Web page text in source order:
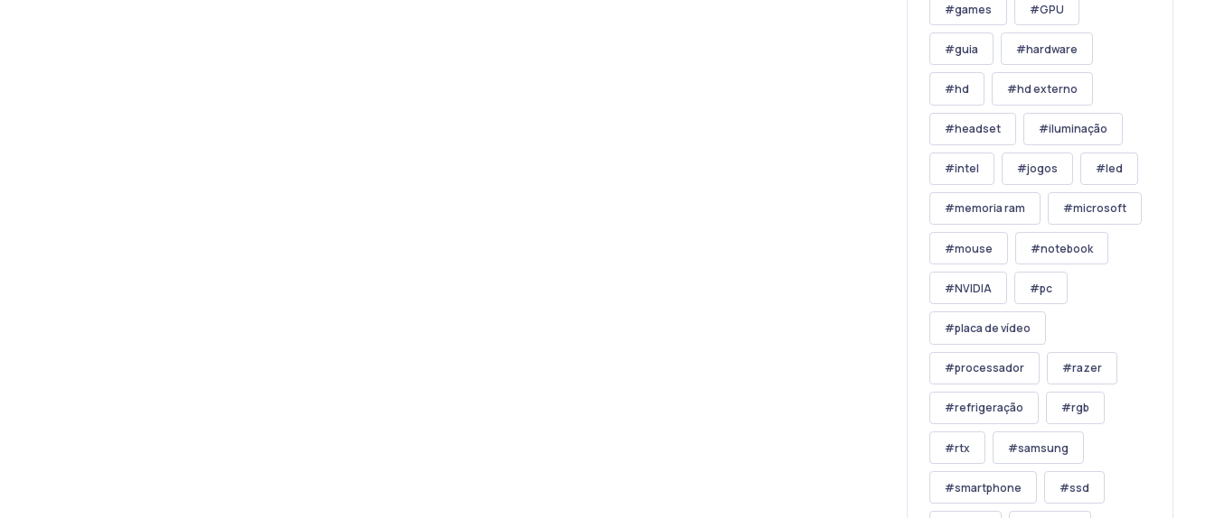
games GPU
guia hardware
hd hd externo
headset iluminação
intel jogos led
memoria ram microsoft
mouse notebook
NVIDIA pc
placa de vídeo
processador razer
refrigeração rgb
rtx samsung
smartphone ssd